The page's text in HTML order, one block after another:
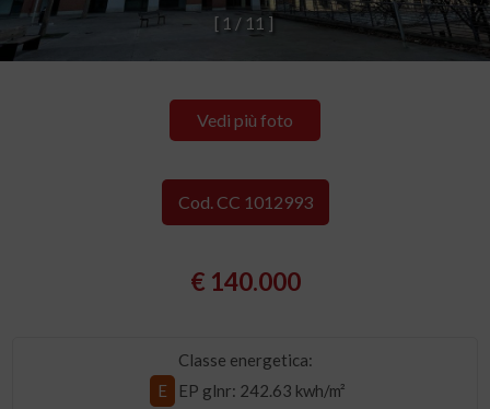
[ 1 / 1 1 ]
Vedi più foto
Cod. CC 1012993
€ 140.000
Classe energetica:
E
EP glnr: 242.63 kwh/m²